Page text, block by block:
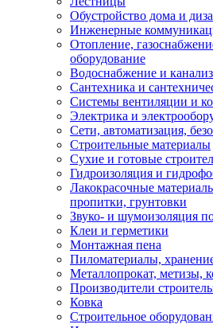
Обустройство дома и
Инженерные
Отопление,
оборудование
Водоснабжение и
Сантехника и
Системы вентиляции и
Электрика и
Сети, автоматизация,
Строительные материалы
Сухие и готовые
Гидроизоляция и
Лакокрасочные
пропитки, грунтовки
Звуко- и шумоизоляция
Клеи и герметики
Монтажная пена
Пиломатериалы,
Металлопрокат, метизы,
Производители
Ковка
Строительное